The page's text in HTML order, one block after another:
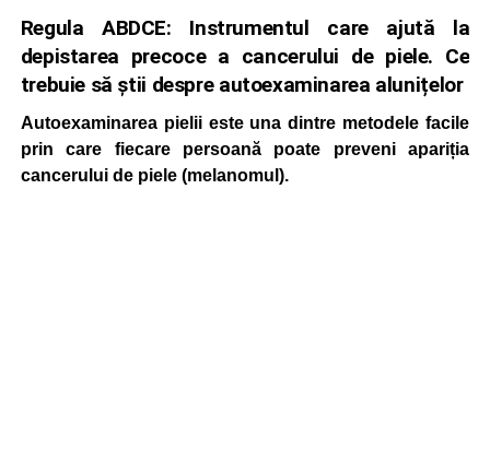
Regula ABDCE: Instrumentul care ajută la
depistarea precoce a cancerului de piele. Ce
trebuie să știi despre autoexaminarea alunițelor
Autoexaminarea pielii este una dintre metodele facile
prin care fiecare persoană poate preveni apariția
cancerului de piele (melanomul).